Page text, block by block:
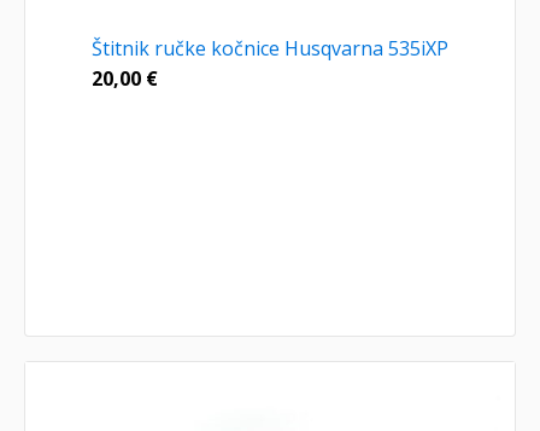
Štitnik ručke kočnice Husqvarna 535iXP
20,00 €